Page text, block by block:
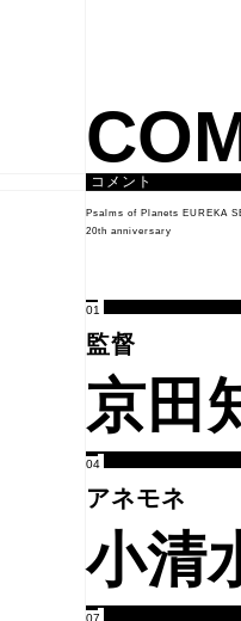
コメント
Psalms of Planets EUREKA
20th anniversary
01
監督
京田
04
アネモネ
小清
07